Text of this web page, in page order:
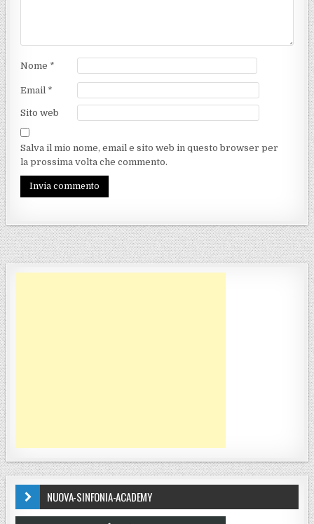
Nome *
Email *
Sito web
Salva il mio nome, email e sito web in questo browser per
la prossima volta che commento.
NUOVA-SINFONIA-ACADEMY